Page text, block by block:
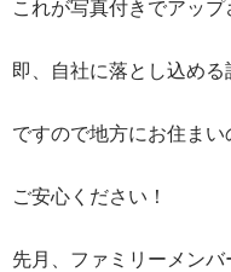
これが写真付きでアップ
即、自社に落とし込める
ですので地方にお住まい
ご安心ください！
先月、ファミリーメンバ